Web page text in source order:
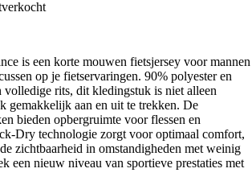
is een korte mouwen fietsjersey voor mannen
op je fietservaringen. 90% polyester en
volledige rits, dit kledingstuk is niet alleen
gemakkelijk aan en uit te trekken. De
bieden opbergruimte voor flessen en
Dry technologie zorgt voor optimaal comfort,
zichtbaarheid in omstandigheden met weinig
een nieuw niveau van sportieve prestaties met